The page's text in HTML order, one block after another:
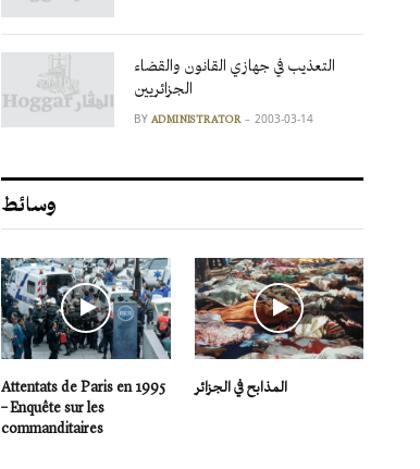
التعذيب في جهازي القانون والقضاء
الجزائريين
BY ADMINISTRATOR 2003-03-14
وسائط
Attentats de Paris en 1995
– Enquête sur les
commanditaires
المذابح في الجزائر